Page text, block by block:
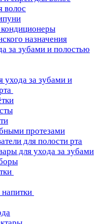
волос
назначения
за зубами и полостью
ухода за зубами и
протезами
для полости рта
для ухода за зубами
напитки